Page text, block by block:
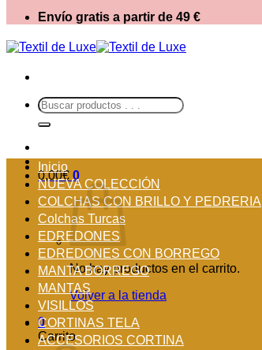
Envío gratis a partir de 49 €
Buscar
por:
0,00€ 0
No hay productos en el carrito.
Volver a la tienda
0
Carrito
Inicio
NUEVA COLECCIÓN
COLCHAS CON BRILLO Y PEDRERIA
Colchas Turcas
EDREDONES
EDREDONES CON BORREGO
MANTA BORREGO
MANTAS
VISILLOS
CORTINAS TELA
ACCESORIOS CORTINA